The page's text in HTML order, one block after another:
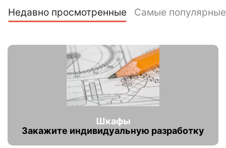
Недавно просмотренные Самые популярные
Шкафы
Закажите индивидуальную разработку